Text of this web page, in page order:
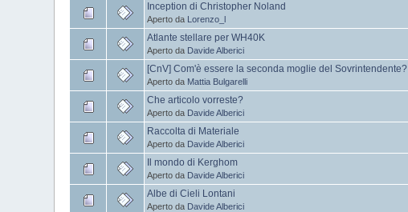
Inception di Christopher Noland
Aperto da Lorenzo_l
Atlante stellare per WH40K
Aperto da Davide Alberici
[CnV] Com'è essere la seconda moglie del Sovrintendente?
Aperto da Mattia Bulgarelli
Che articolo vorreste?
Aperto da Davide Alberici
Raccolta di Materiale
Aperto da Davide Alberici
Il mondo di Kerghom
Aperto da Davide Alberici
Albe di Cieli Lontani
Aperto da Davide Alberici